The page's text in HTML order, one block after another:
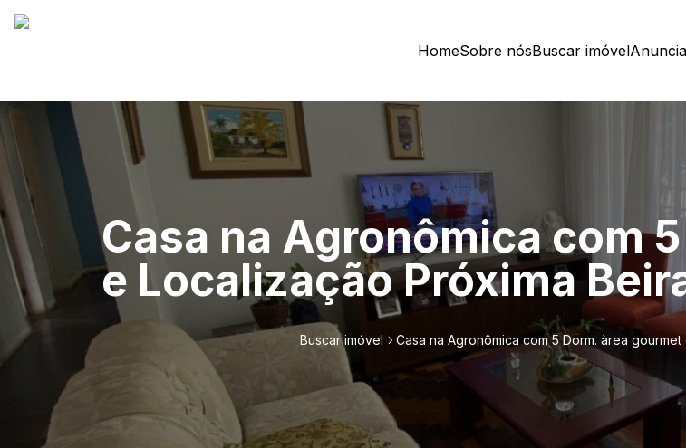
HomeSobre nósBuscar imóvel
Casa na Agronômica com
e Localização Próxima
Buscar imóvel Casa na Agronômica com 5 Dorm. àrea